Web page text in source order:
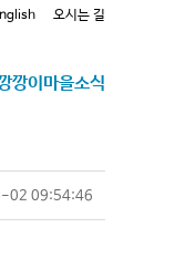
오시는 길
깡이마을소식
02 09:54:46